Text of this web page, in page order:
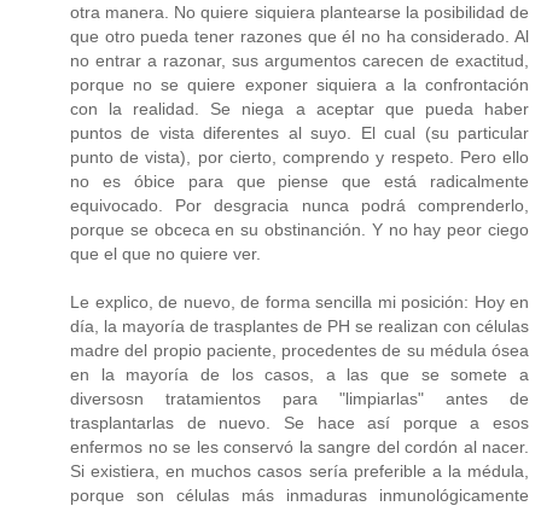
otra manera. No quiere siquiera plantearse la posibilidad de
que otro pueda tener razones que él no ha considerado. Al
no entrar a razonar, sus argumentos carecen de exactitud,
porque no se quiere exponer siquiera a la confrontación
con la realidad. Se niega a aceptar que pueda haber
puntos de vista diferentes al suyo. El cual (su particular
punto de vista), por cierto, comprendo y respeto. Pero ello
no es óbice para que piense que está radicalmente
equivocado. Por desgracia nunca podrá comprenderlo,
porque se obceca en su obstinanción. Y no hay peor ciego
que el que no quiere ver.
Le explico, de nuevo, de forma sencilla mi posición: Hoy en
día, la mayoría de trasplantes de PH se realizan con células
madre del propio paciente, procedentes de su médula ósea
en la mayoría de los casos, a las que se somete a
diversosn tratamientos para "limpiarlas" antes de
trasplantarlas de nuevo. Se hace así porque a esos
enfermos no se les conservó la sangre del cordón al nacer.
Si existiera, en muchos casos sería preferible a la médula,
porque son células más inmaduras inmunológicamente